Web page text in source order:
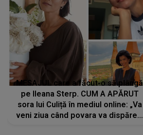
MESAJUL care a făcut-o să plângă
pe Ileana Sterp. CUM A APĂRUT
sora lui Culiță în mediul online: „Va
veni ziua când povara va dispărea,